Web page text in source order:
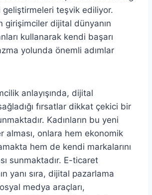
teşvik ediliyor.
girişimciler dijital dünyanın
kullanarak kendi başarı
yolunda önemli adımlar
anlayışında, dijital
fırsatlar dikkat çekici bir
Kadınların bu yeni
alması, onlara hem ekonomik
hem de kendi markalarını
sunmaktadır. E-ticaret
yanı sıra, dijital pazarlama
medya araçları,